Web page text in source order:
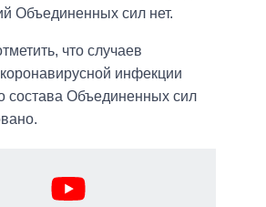
Объединенных сил нет.
что случаев
инфекции
состава Объединенных сил